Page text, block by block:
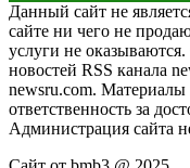
Данный сайт не
сайте ни чего не
услуги не
новостей RSS канала
newsru.com. Материалы
ответственность за
Администрация сайта